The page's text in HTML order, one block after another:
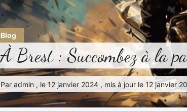
Blog
À Brest : Succombez à la
Par admin , le 12 janvier 2024 , mis à jour le 12 janvier